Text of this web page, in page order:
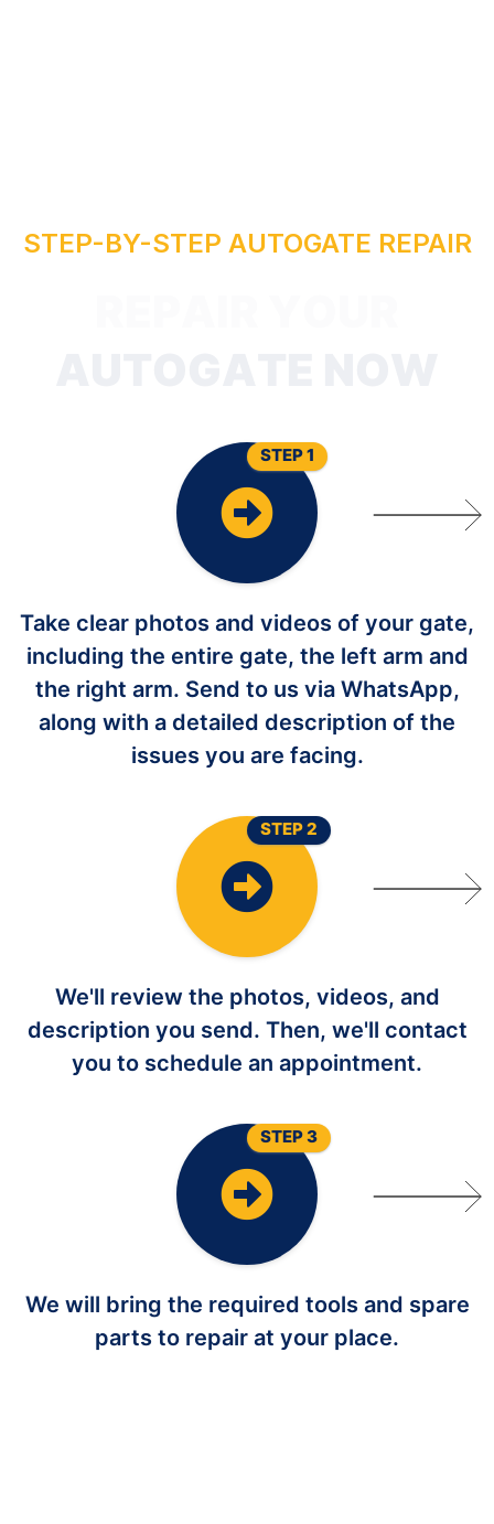
STEP-BY-STEP AUTOGATE REPAIR
R
Take clear photos and videos of your gate,
including the entire gate, the left arm and
the right arm. Send to us via WhatsApp,
along with a detailed description of the
issues you are facing.
STEP 1
We'll review the photos, videos, and
description you send. Then, we'll contact
you to schedule an appointment.
STEP 2
We will bring the required tools and spare
parts to repair at your place.
STEP 3